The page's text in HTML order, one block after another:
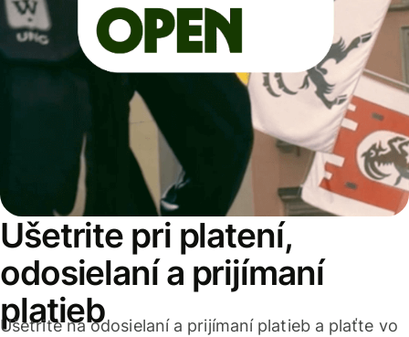
Ušetrite pri platení,
odosielaní a prijímaní
platieb
Ušetrite na odosielaní a prijímaní platieb a plaťte vo